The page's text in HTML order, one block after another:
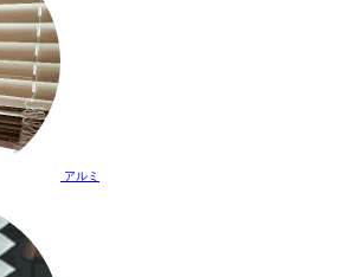
アルミ